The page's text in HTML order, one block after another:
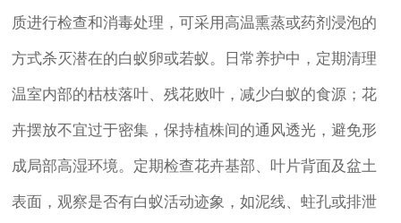
质进行检查和消毒处理，可采用高温熏蒸或药剂浸泡的
方式杀灭潜在的白蚁卵或若蚁。日常养护中，定期清理
温室内部的枯枝落叶、残花败叶，减少白蚁的食源；花
卉摆放不宜过于密集，保持植株间的通风透光，避免形
成局部高湿环境。定期检查花卉基部、叶片背面及盆土
表面，观察是否有白蚁活动迹象，如泥线、蛀孔或排泄